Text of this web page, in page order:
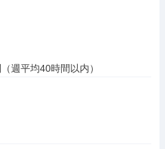
週平均40時間以内）